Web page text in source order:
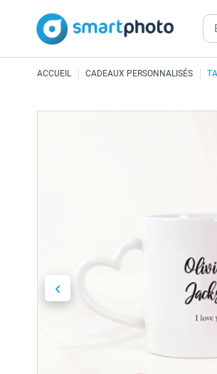
ACCUEIL CADEAUX PERSONNALISÉS